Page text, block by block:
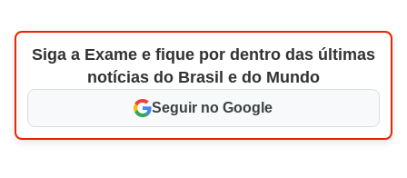
Siga a Exame e fique por dentro das últimas
notícias do Brasil e do Mundo
Seguir no Google